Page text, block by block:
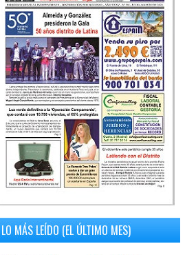
LO MÁS LEÍDO (EL ÚLTIMO MES)